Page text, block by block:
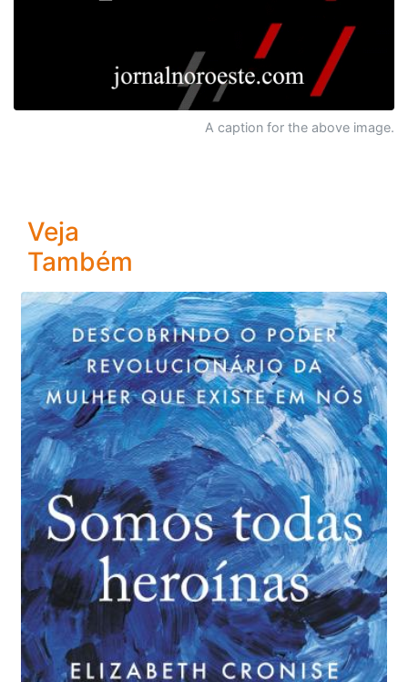
A caption for the above image.
Veja
Também